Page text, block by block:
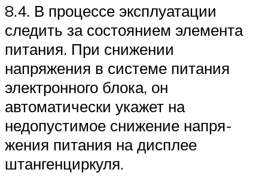
8.4. В процессе эксплуатации
следить за состоянием элемента
питания. При снижении
напряжения в системе питания
электронного блока, он
автоматически укажет на
недопустимое снижение напря-
жения питания на дисплее
штангенциркуля.